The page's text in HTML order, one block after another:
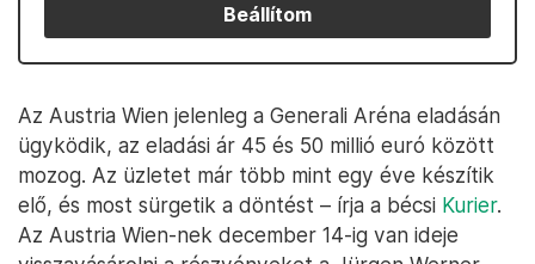
Beállítom
Az Austria Wien jelenleg a Generali Aréna eladásán
ügyködik, az eladási ár 45 és 50 millió euró között
mozog. Az üzletet már több mint egy éve készítik
elő, és most sürgetik a döntést – írja a bécsi Kurier.
Az Austria Wien-nek december 14-ig van ideje